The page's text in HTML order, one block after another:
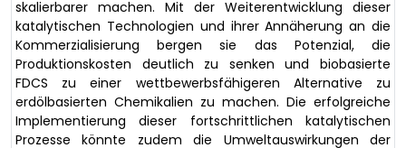
skalierbarer machen. Mit der Weiterentwicklung dieser
katalytischen Technologien und ihrer Annäherung an die
Kommerzialisierung bergen sie das Potenzial, die
Produktionskosten deutlich zu senken und biobasierte
FDCS zu einer wettbewerbsfähigeren Alternative zu
erdölbasierten Chemikalien zu machen. Die erfolgreiche
Implementierung dieser fortschrittlichen katalytischen
Prozesse könnte zudem die Umweltauswirkungen der